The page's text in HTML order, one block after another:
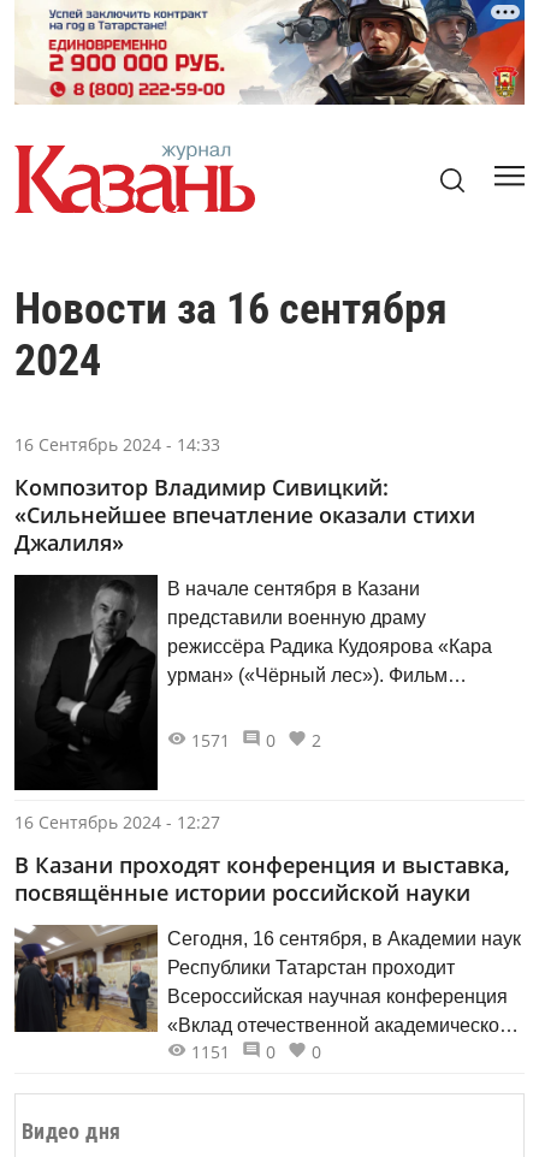
Видео дня
Новости за 16 сентября
2024
16 Сентябрь 2024 - 14:33
Композитор Владимир Сивицкий:
«Сильнейшее впечатление оказали стихи
Джалиля»
В начале сентября в Казани
представили военную драму
режиссёра Радика Кудоярова «Кара
урман» («Чёрный лес»). Фильм
рассказывает о героической гибели
музыки к картине журналу «Казань»
композитор Владимир СИВИЦКИЙ.
1571 0 2
16 Сентябрь 2024 - 12:27
В Казани проходят конференция и выставка,
посвящённые истории российской науки
Сегодня, 16 сентября, в Академии наук
Республики Татарстан проходит
Всероссийская научная конференция
«Вклад отечественной академической
науки в развитие российского
1151 0 0